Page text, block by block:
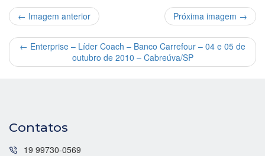
← Imagem anterior Próxima imagem →
← Enterprise – Líder Coach – Banco Carrefour – 04 e 05 de
outubro de 2010 – Cabreúva/SP
Contatos
19 99730-0569